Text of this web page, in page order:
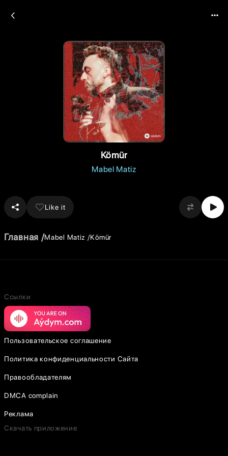
Kömür
Mabel Matiz
Like it
Главная Mabel Matiz Kömür
Ссылки
Пользовательское соглашение
Политика конфиденциальности Сайта
Правообладателям
DMCA complain
Реклама
Скачать приложение